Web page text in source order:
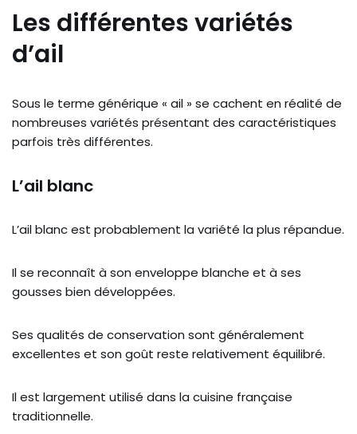
Les différentes variétés
d’ail
Sous le terme générique « ail » se cachent en réalité de
nombreuses variétés présentant des caractéristiques
parfois très différentes.
L’ail blanc
L’ail blanc est probablement la variété la plus répandue.
Il se reconnaît à son enveloppe blanche et à ses
gousses bien développées.
Ses qualités de conservation sont généralement
excellentes et son goût reste relativement équilibré.
Il est largement utilisé dans la cuisine française
traditionnelle.